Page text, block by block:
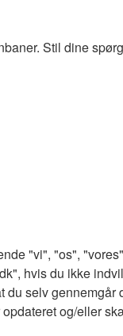
Stil dine
"vi", "os",
hvis du ikke
selv
og/eller